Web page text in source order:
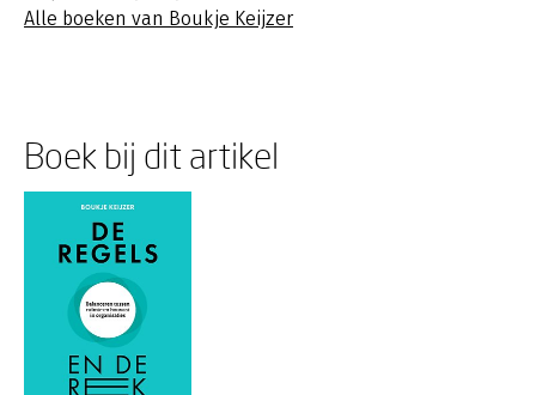
Alle boeken van Boukje Keijzer
Boek bij dit artikel